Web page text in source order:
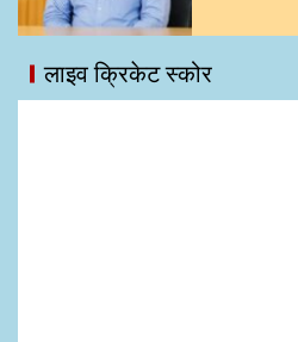
लाइव क्रिकेट स्कोर